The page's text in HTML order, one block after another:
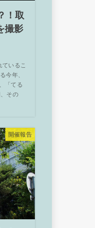
！取
撮影
ているこ
今年、
「てる
その
開催報告